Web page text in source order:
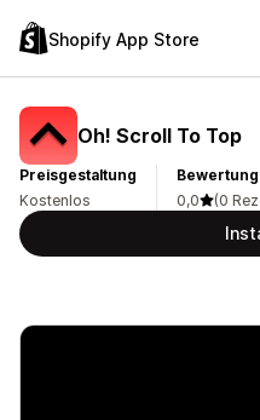
Shopify App Store
Oh! Scroll To Top
Preisgestaltung
Kostenlos
Bewertung
0,0
(0